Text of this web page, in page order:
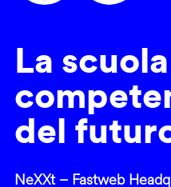
La
del
NeXXt – Fastweb